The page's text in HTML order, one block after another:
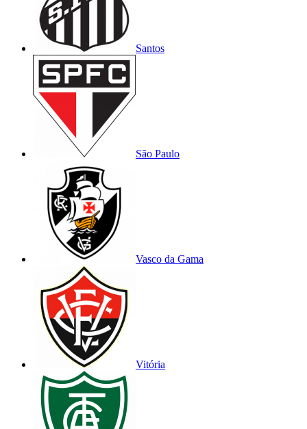
Santos
São Paulo
Vasco da Gama
Vitória